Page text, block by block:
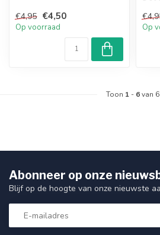
€4,95 €4,50
Op voorraad
uur
Op
Toon 1 - 6van 6
Abonneer op onze
Blijf op de hoogte van onze nieuwste